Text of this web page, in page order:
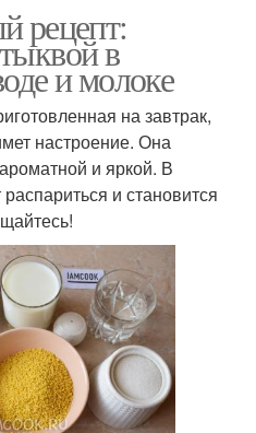
рецепт:
в
и молоке
на завтрак,
настроение. Она
и яркой. В
и становится